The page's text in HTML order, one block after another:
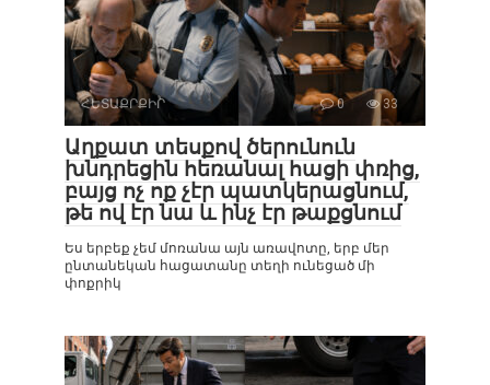
ՀԵՏԱՔՐՔԻՐ 0 33
Աղքատ տեսքով ծերունուն
խնդրեցին հեռանալ հացի փռից,
բայց ոչ ոք չէր պատկերացնում,
թե ով էր նա և ինչ էր թաքցնում
Ես երբեք չեմ մոռանա այն առավոտը, երբ մեր
ընտանեկան հացատանը տեղի ունեցած մի
փոքրիկ